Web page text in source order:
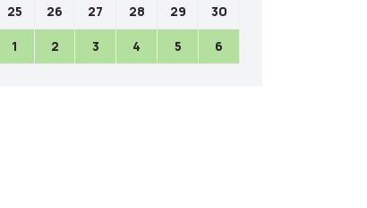
25 26 27 28 29 30
1 2 3 4 5 6